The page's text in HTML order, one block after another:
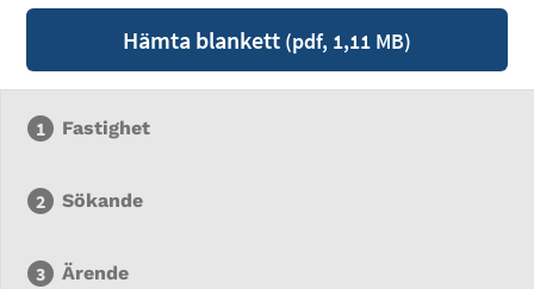
Hämta blankett (pdf, 1,11 MB)
Fastighet
Sökande
Ärende